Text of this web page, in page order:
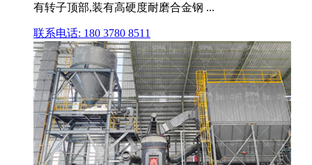
有转子顶部,装有高硬度耐磨合金钢 ...
联系电话: 180 3780 8511